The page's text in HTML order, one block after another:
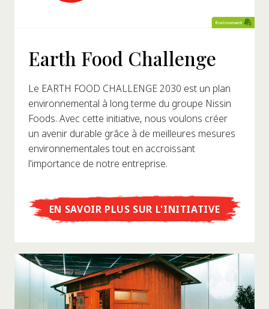
Earth Food Challenge
Le EARTH FOOD CHALLENGE 2030 est un plan
environnemental à long terme du groupe Nissin
Foods. Avec cette initiative, nous voulons créer
un avenir durable grâce à de meilleures mesures
environnementales tout en accroissant
l'importance de notre entreprise.
EN SAVOIR PLUS SUR L'INITIATIVE